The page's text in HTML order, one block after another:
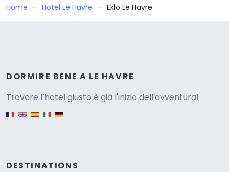
Home Hotel Le Havre Eklo Le Havre
DORMIRE BENE A LE HAVRE
Trovare l’hotel giusto è già l'inizio dell'avventura!
DESTINATIONS